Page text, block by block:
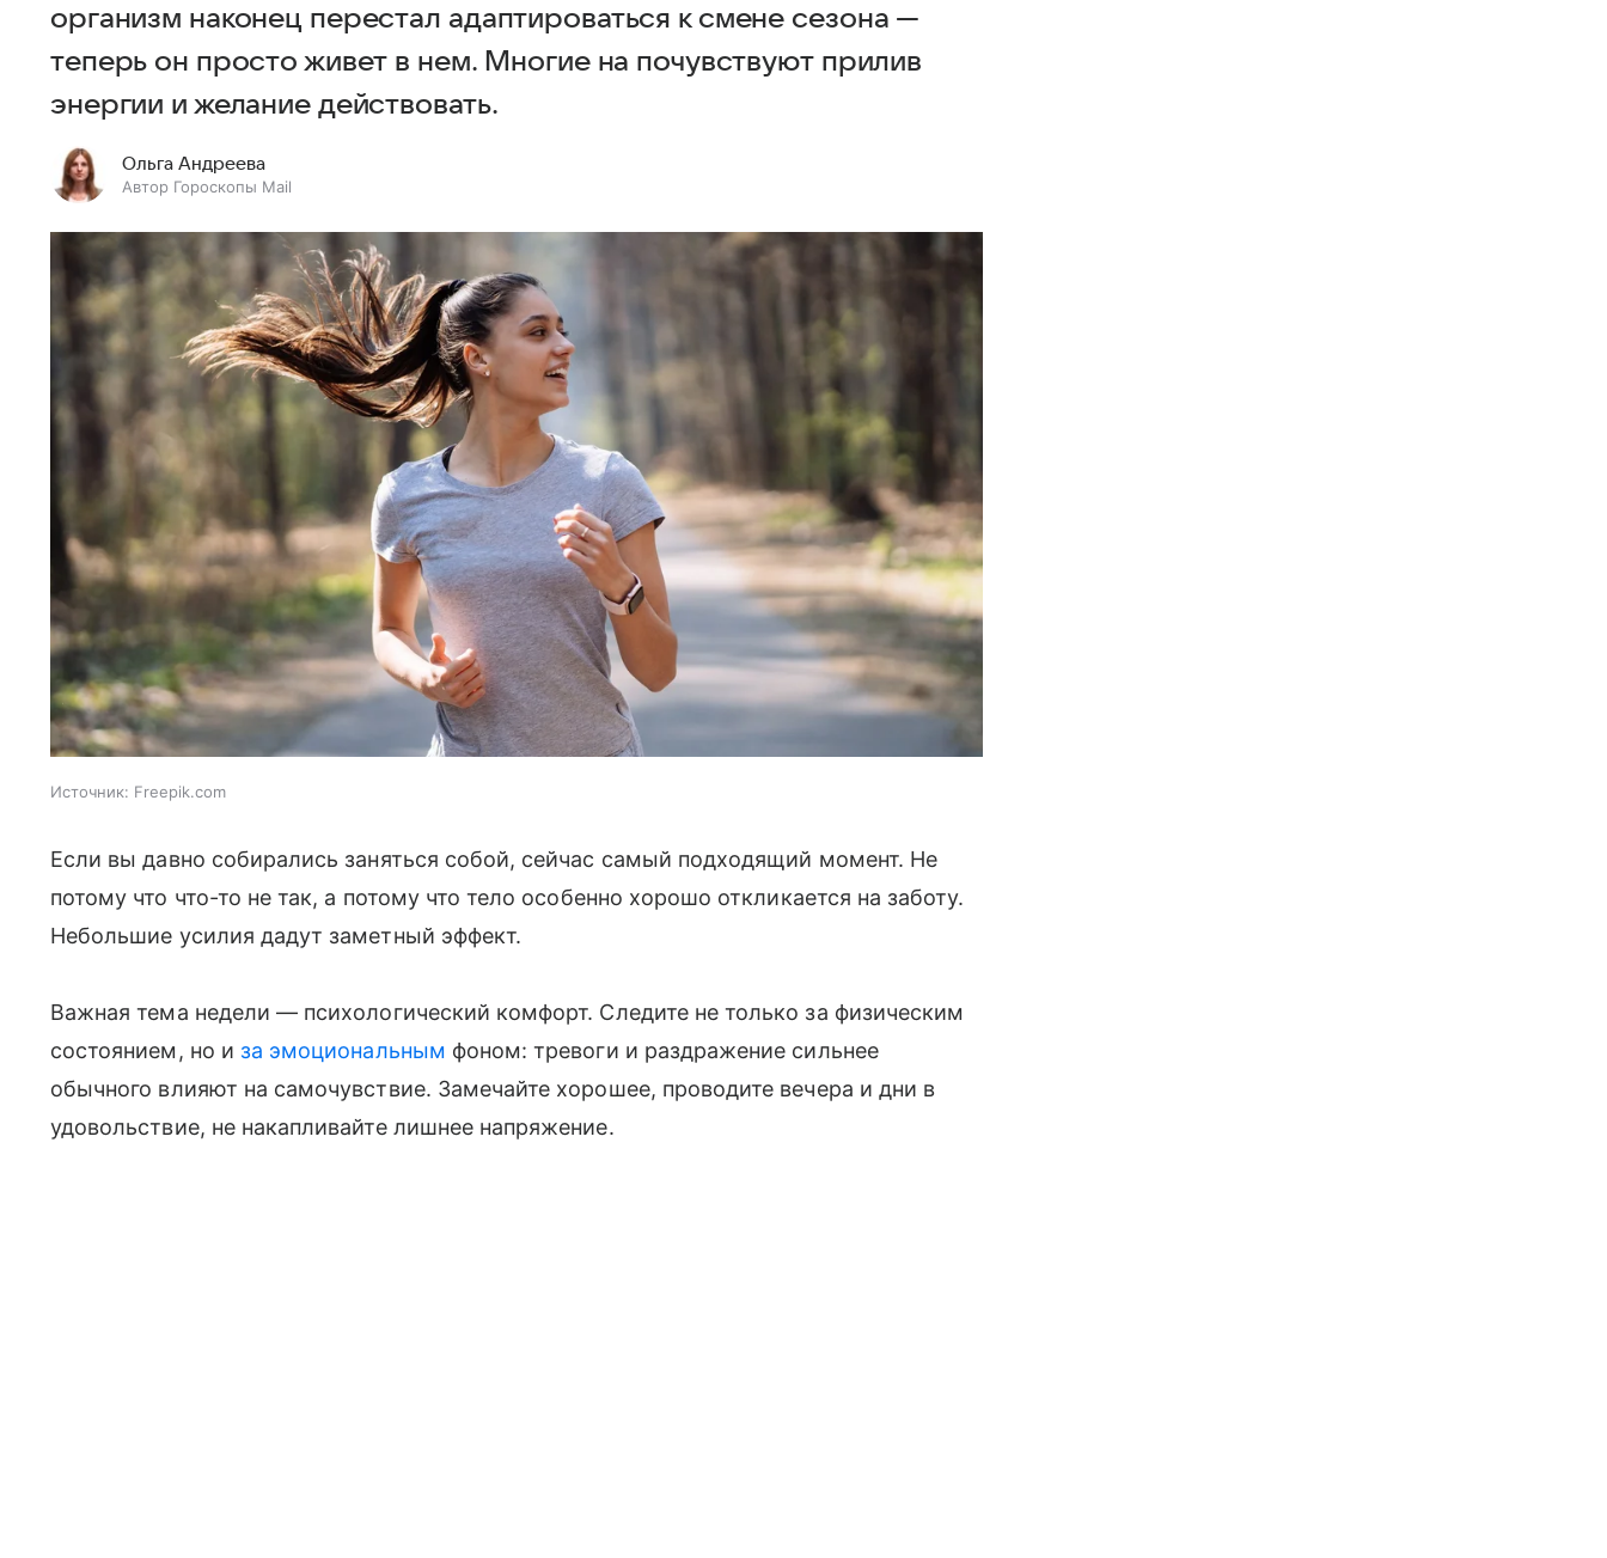
организм наконец перестал адаптироваться к смене сезона —
теперь он просто живет в нем. Многие на почувствуют прилив
энергии и желание действовать.
Ольга Андреева
Автор Гороскопы Mail
Источник: Freepik.com
Если вы давно собирались заняться собой, сейчас самый подходящий момент. Не
потому что что-то не так, а потому что тело особенно хорошо откликается на заботу.
Небольшие усилия дадут заметный эффект.
Важная тема недели — психологический комфорт. Следите не только за физическим
состоянием, но и за эмоциональным фоном: тревоги и раздражение сильнее
обычного влияют на самочувствие. Замечайте хорошее, проводите вечера и дни в
удовольствие, не накапливайте лишнее напряжение.